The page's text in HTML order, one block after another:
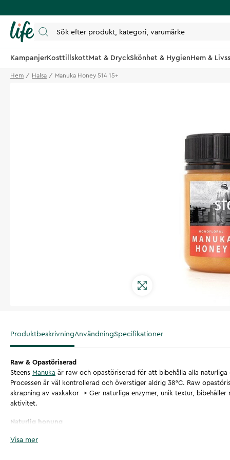
KampanjerKosttillskottMat & DryckSkönhet & HygienHem &
Hem Halsa Manuka Honey 514 15+
ProduktbeskrivningAnvändningSpecifikationer
Raw & Opastöriserad
Steens Manuka är raw och opastöriserad för att bibehålla alla naturliga
Processen är väl kontrollerad och överstiger aldrig 38°C. Raw
skrapning av vaxkakor -> Ger naturliga enzymer, unik textur, bibehåller
aktivitet.
Naturlig honung
inklusive bibrödet, kristalliserad honung och pollen. Det enda man tar
Visa mer